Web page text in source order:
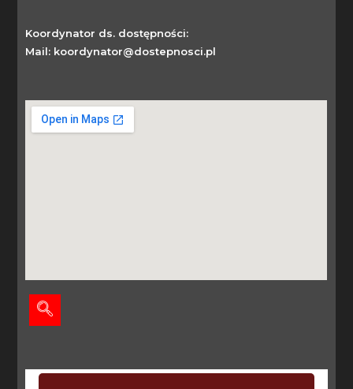
Koordynator ds. dostępności:
Mail: koordynator@dostepnosci.pl